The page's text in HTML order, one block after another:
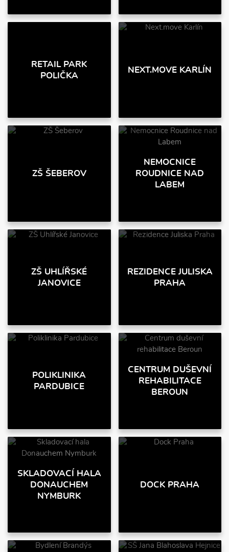
RETAIL PARK
POLIČKA
NEXT.MOVE KARLÍN
ZŠ ŠEBEROV
NEMOCNICE
ROUDNICE NAD
LABEM
ZŠ UHLÍŘSKÉ
JANOVICE
REZIDENCE JULISKA
PRAHA
POLIKLINIKA
PARDUBICE
CENTRUM DUŠEVNÍ
REHABILITACE
BEROUN
SKLADOVACÍ HALA
DONAUCHEM
NYMBURK
DOCK PRAHA